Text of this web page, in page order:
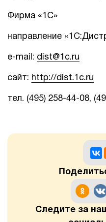
Фирма «1С»
направление
e-mail: dist@1c.ru
сайт: http://dist.1c.ru
тел. (495) 258-44-08,
Следите за